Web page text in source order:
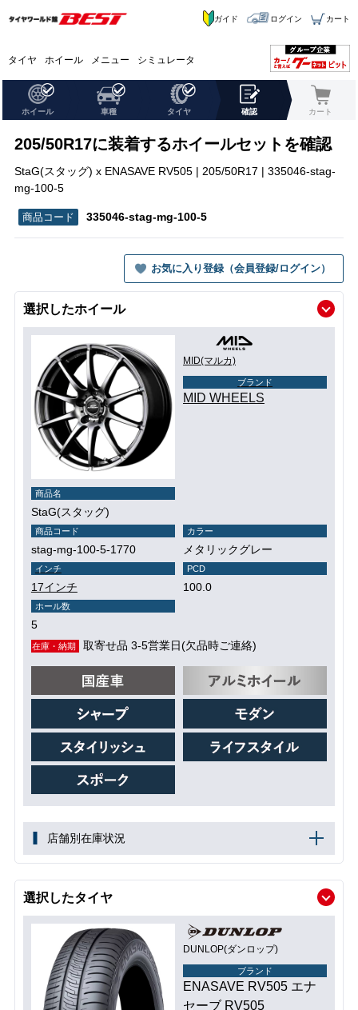
タイヤ ホイール メニュー シミュレータ
ガイド ログイン カート
ホイール 車種 タイヤ 確認 カート
205/50R17に装着するホイールセットを確認
StaG(スタッグ) x ENASAVE RV505 | 205/50R17 | 335046-stag-
mg-100-5
335046-stag-mg-100-5
お気に入り登録（会員登録/ログイン）
選択したホイール
MID(マルカ)
ブランド
MID WHEELS
商品名
StaG(スタッグ)
商品コード
stag-mg-100-5-1770
カラー
メタリックグレー
インチ
17インチ
PCD
100.0
ホール数
5
在庫・納期 取寄せ品 3-5営業日(欠品時ご連絡)
店舗別在庫状況
選択したタイヤ
DUNLOP(ダンロップ)
ブランド
ENASAVE RV505 エナ
セーブ RV505